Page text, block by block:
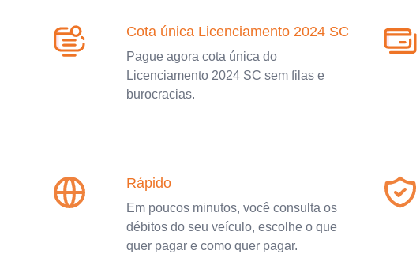
Cota única Licenciamento 2024 SC
Pague agora cota única do
Licenciamento 2024 SC sem filas e
burocracias.
Rápido
Em poucos minutos, você consulta os
débitos do seu veículo, escolhe o que
quer pagar e como quer pagar.